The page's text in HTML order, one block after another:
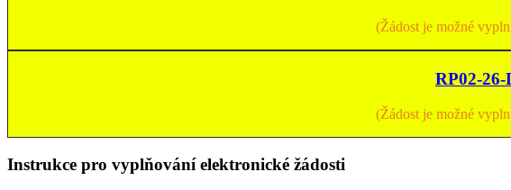
(Žádost je možné
RP02-26-
(Žádost je možné
Instrukce pro vyplňování elektronické žádosti